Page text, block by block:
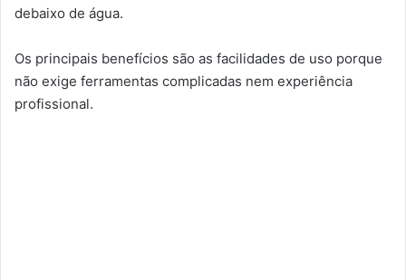
debaixo de água.
Os principais benefícios são as facilidades de uso porque
não exige ferramentas complicadas nem experiência
profissional.